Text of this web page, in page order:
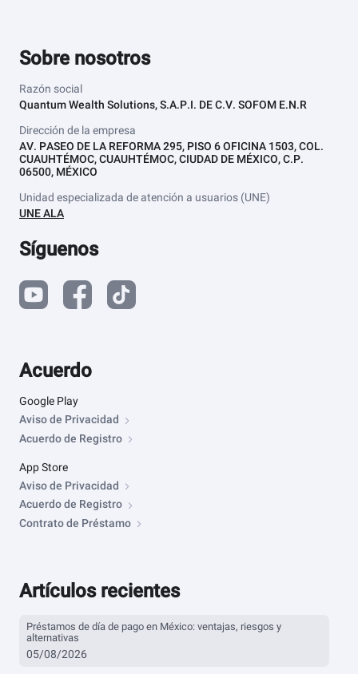
Sobre nosotros
Razón social
Quantum Wealth Solutions, S.A.P.I. DE C.V. SOFOM E.N.R
Dirección de la empresa
AV. PASEO DE LA REFORMA 295, PISO 6 OFICINA 1503, COL.
CUAUHTÉMOC, CUAUHTÉMOC, CIUDAD DE MÉXICO, C.P.
06500, MÉXICO
Unidad especializada de atención a usuarios (UNE)
UNE ALA
Síguenos
Acuerdo
Google Play
Aviso de Privacidad
Acuerdo de Registro
App Store
Aviso de Privacidad
Acuerdo de Registro
Contrato de Préstamo
Artículos recientes
Préstamos de día de pago en México: ventajas, riesgos y
alternativas
05/08/2026